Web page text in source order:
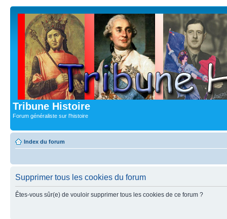
Tribune Histoire
Forum généraliste sur l'histoire
Index du forum
Supprimer tous les cookies du forum
Êtes-vous sûr(e) de vouloir supprimer tous les cookies de ce forum ?